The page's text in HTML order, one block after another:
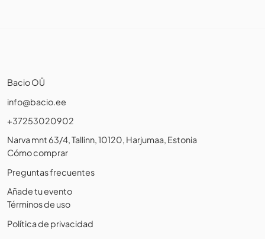
Bacio OÜ
info@bacio.ee
+37253020902
Narva mnt 63/4, Tallinn, 10120, Harjumaa, Estonia
Cómo comprar
Preguntas frecuentes
Añade tu evento
Términos de uso
Política de privacidad